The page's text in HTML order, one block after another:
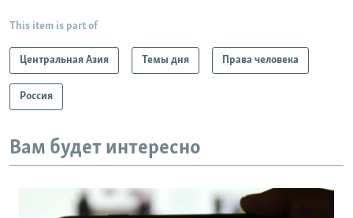
This item is part of
Центральная Азия Темы дня Права человека
Россия
Вам будет интересно